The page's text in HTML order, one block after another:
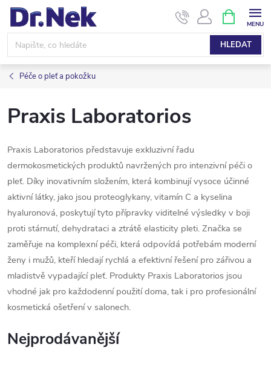
Přejít
obsah
HLEDAT
NÁKUPNÍ
KOŠÍK
Péče o pleť a pokožku
Praxis Laboratorios
Praxis Laboratorios představuje exkluzivní řadu
dermokosmetických produktů navržených pro intenzivní péči o
pleť. Díky inovativním složením, která kombinují vysoce účinné
aktivní látky, jako jsou proteoglykany, vitamín C a kyselina
hyaluronová, poskytují tyto přípravky viditelné výsledky v boji
proti stárnutí, dehydrataci a ztrátě elasticity pleti. Značka se
zaměřuje na komplexní péči, která odpovídá potřebám moderní
ženy i mužů, kteří hledají rychlá a efektivní řešení pro zářivou a
mladistvě vypadající pleť. Produkty Praxis Laboratorios jsou
vhodné jak pro každodenní použití doma, tak i pro profesionální
kosmetická ošetření v salonech.
Nejprodávanější